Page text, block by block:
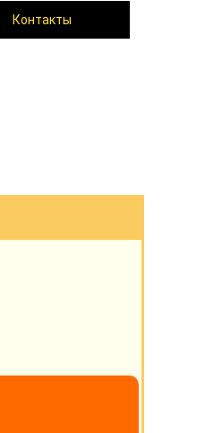
Контакты